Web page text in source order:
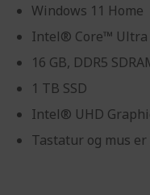
Windows 11 Home
Intel® Core™ Ultra
16 GB, DDR5
1 TB SSD
Intel® UHD
Tastatur og mus